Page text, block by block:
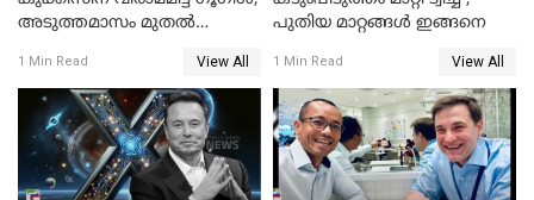
അടുത്തമാസം മുതല്‍
വിലക്കേര്‍പ്പെടുത്തുമെന്ന്
സൂചന
1 Min Read View All
പുതിയ മാറ്റങ്ങൾ ഇങ്ങനെ
1 Min Read View All